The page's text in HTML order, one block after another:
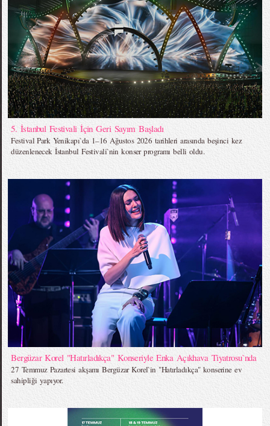
5. İstanbul Festivali İçin Geri Sayım Başladı
Festival Park Yenikapı`da 1–16 Ağustos 2026 tarihleri arasında beşinci kez
düzenlenecek İstanbul Festivali`nin konser programı belli oldu.
Bergüzar Korel "Hatırladıkça" Konseriyle Enka Açıkhava Tiyatrosu`nda
27 Temmuz Pazartesi akşamı Bergüzar Korel`in "Hatırladıkça" konserine ev
sahipliği yapıyor.